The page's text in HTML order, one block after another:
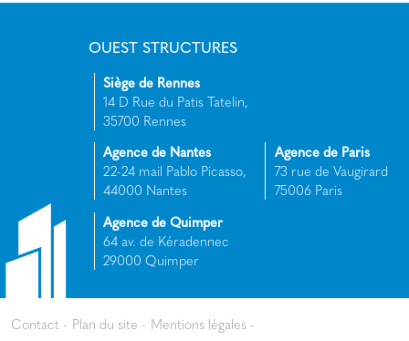
OUEST STRUCTURES
Siège de Rennes
14 D Rue du Patis Tatelin,
35700 Rennes
Agence de Nantes
22-24 mail Pablo Picasso,
44000 Nantes
Agence de Paris
73 rue de Vaugirard
75006 Paris
Agence de Quimper
64 av. de Kéradennec
29000 Quimper
Contact Plan du site Mentions légales